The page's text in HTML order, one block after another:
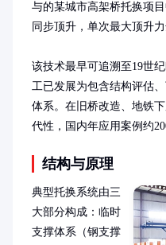
与的某城市高架桥托换项
同步顶升，单次最大顶升力
该技术最早可追溯至19世
工已发展为包含结构评估
体系。在旧桥改造、地铁
代性，国内年应用案例约
结构与原理
典型托换系统由三
大部分构成：临时
支撑体系（钢支撑